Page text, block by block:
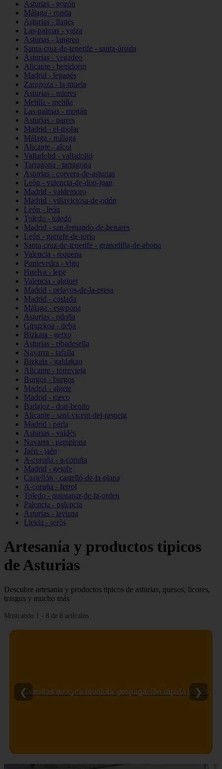
Asturias - gozón
Málaga - ronda
Asturias - llanes
Las-palmas - yaiza
Asturias - langreo
Santa-cruz-de-tenerife - santa-úrsula
Asturias - vegadeo
Alicante - benidorm
Madrid - leganés
Zaragoza - la-muela
Asturias - mieres
Melilla - melilla
Las-palmas - mogán
Asturias - parres
Madrid - el-molar
Málaga - málaga
Alicante - alcoi
Valladolid - valladolid
Tarragona - tarragona
Asturias - corvera-de-asturias
León - valencia-de-don-juan
Madrid - valdemoro
Madrid - villaviciosa-de-odón
León - león
Toledo - toledo
Madrid - san-fernando-de-henares
León - garrafe-de-torío
Santa-cruz-de-tenerife - granadilla-de-abona
Valencia - requena
Pontevedra - vigo
Huelva - lepe
Valencia - alginet
Madrid - pelayos-de-la-presa
Madrid - coslada
Málaga - estepona
Asturias - piloña
Gipuzkoa - deba
Bizkaia - getxo
Asturias - ribadesella
Navarra - tafalla
Bizkaia - galdakao
Alicante - torrevieja
Burgos - burgos
Madrid - algete
Madrid - meco
Badajoz - don-benito
Alicante - sant-vicent-del-raspeig
Madrid - parla
Asturias - valdés
Navarra - pamplona
Jaén - jaén
A-coruña - a-coruña
Madrid - getafe
Castellón - castelló-de-la-plana
A-coruña - ferrol
Toledo - quintanar-de-la-orden
Palencia - palencia
Asturias - laviana
Lleida - seròs
Artesanía y productos tipicos
de Asturias
Descubre artesania y productos tipicos de asturias, quesos, licores,
trasgus y mucho más
Mostrando 1 - 8 de 8 artículos
Semillas de cyca revoluta: propagación rápida y fácil
❮ ❯